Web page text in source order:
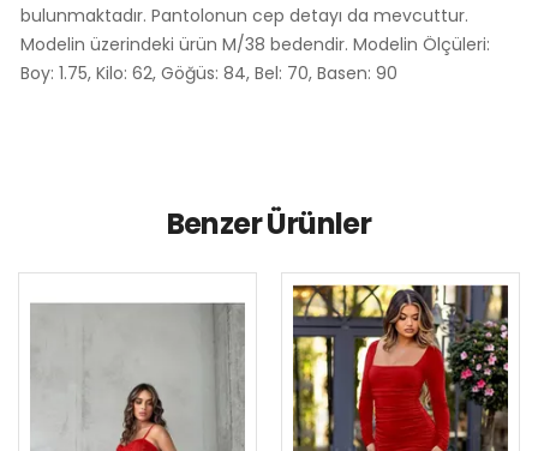
bulunmaktadır. Pantolonun cep detayı da mevcuttur.
Modelin üzerindeki ürün M/38 bedendir. Modelin Ölçüleri:
Boy: 1.75, Kilo: 62, Göğüs: 84, Bel: 70, Basen: 90
Benzer Ürünler